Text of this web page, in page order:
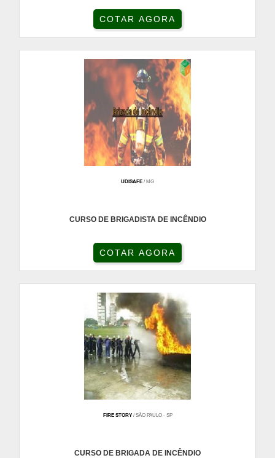
COTAR AGORA
UDISAFE / MG
CURSO DE BRIGADISTA DE INCÊNDIO
COTAR AGORA
FIRE STORY/ SÃO PAULO - SP
CURSO DE BRIGADA DE INCÊNDIO